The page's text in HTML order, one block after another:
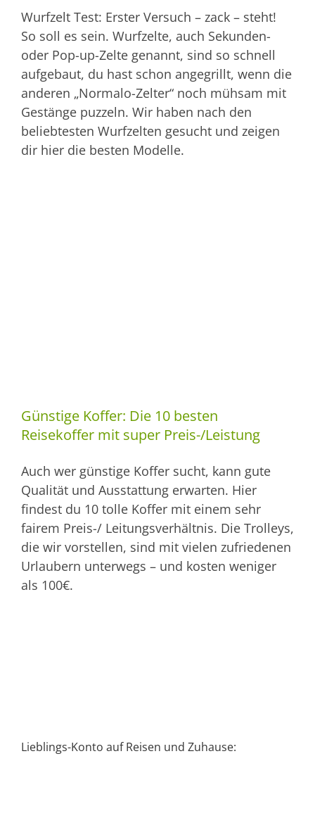
Wurfzelt Test: Erster Versuch – zack – steht!
So soll es sein. Wurfzelte, auch Sekunden-
oder Pop-up-Zelte genannt, sind so schnell
aufgebaut, du hast schon angegrillt, wenn die
anderen „Normalo-Zelter“ noch mühsam mit
Gestänge puzzeln. Wir haben nach den
beliebtesten Wurfzelten gesucht und zeigen
dir hier die besten Modelle.
Günstige Koffer: Die 10 besten
Reisekoffer mit super Preis-/Leistung
Auch wer günstige Koffer sucht, kann gute
Qualität und Ausstattung erwarten. Hier
findest du 10 tolle Koffer mit einem sehr
fairem Preis-/ Leitungsverhältnis. Die Trolleys,
die wir vorstellen, sind mit vielen zufriedenen
Urlaubern unterwegs – und kosten weniger
als 100€.
Lieblings-Konto auf Reisen und Zuhause: